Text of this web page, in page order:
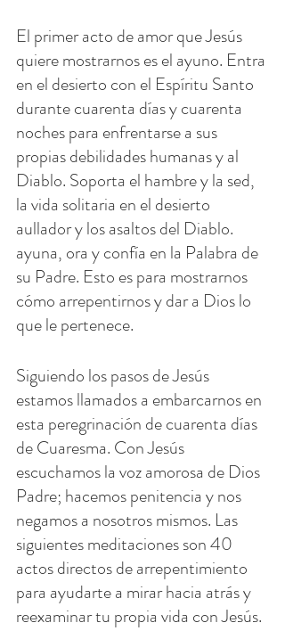
El primer acto de amor que Jesús
quiere mostrarnos es el ayuno. Entra
en el desierto con el Espíritu Santo
durante cuarenta días y cuarenta
noches para enfrentarse a sus
propias debilidades humanas y al
Diablo. Soporta el hambre y la sed,
la vida solitaria en el desierto
aullador y los asaltos del Diablo.
ayuna, ora y confía en la Palabra de
su Padre. Esto es para mostrarnos
cómo arrepentirnos y dar a Dios lo
que le pertenece.
Siguiendo los pasos de Jesús
estamos llamados a embarcarnos en
esta peregrinación de cuarenta días
de Cuaresma. Con Jesús
escuchamos la voz amorosa de Dios
Padre; hacemos penitencia y nos
negamos a nosotros mismos. Las
siguientes meditaciones son 40
actos directos de arrepentimiento
para ayudarte a mirar hacia atrás y
reexaminar tu propia vida con Jesús.